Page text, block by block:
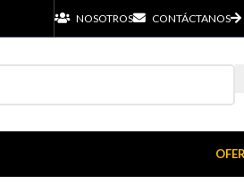
NOSOTROS CONTÁCTANOS